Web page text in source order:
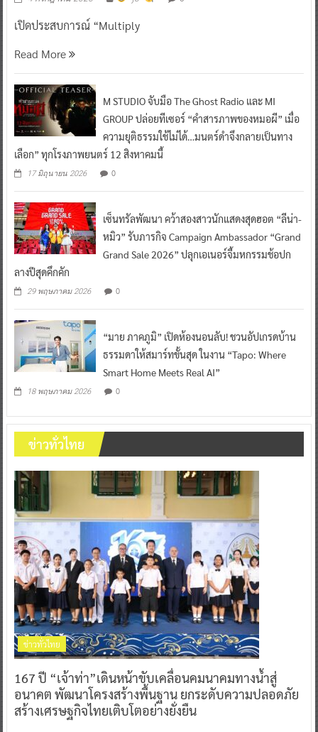
เปิดประสบการณ์ “Multiply
Read More
M STUDIO จับมือ The Ghost Radio และ MI
GROUP ปล่อยทีเซอร์ “คำสารภาพของหมอผี” เมื่อ
ความยุติธรรมใช้ไม่ได้…มนตร์ดำจึงกลายเป็นทาง
เลือก” ทุกโรงภาพยนตร์ 12 สิงหาคมนี้
17 มิถุนายน 2026 0
เซ็นทรัลพัฒนา คว้าสองสาวนักแสดงสุดฮอต “ลีน่า-
หมิว” รับภารกิจ Campaign Ambassador “Grand
Grand Sale 2026” ปลุกเอเนอร์จี้มหกรรมช้อปก
ลางปีสุดคึกคัก
29 พฤษภาคม 2026 0
“มาย ภาคภูมิ” เปิดห้องนอนลับ! ชวนอัปเกรดบ้าน
ธรรมดาให้สมาร์ทขั้นสุด ในงาน “Tapo: Where
Smart Home Meets Real AI”
18 พฤษภาคม 2026 0
ข่าวทั่วไทย
ข่าวทั่วไทย
167 ปี “เจ้าท่า”เดินหน้าขับเคลื่อนคมนาคมทางน้ำสู่
อนาคต พัฒนาโครงสร้างพื้นฐาน ยกระดับความปลอดภัย
สร้างเศรษฐกิจไทยเติบโตอย่างยั่งยืน